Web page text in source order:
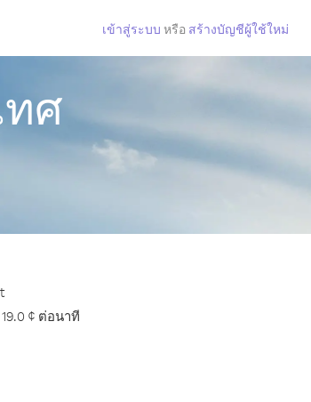
เข้าสู่ระบบ หรือ สร้างบัญชีผู้ใช้ใหม่
ศ
¢ ต่อนาที